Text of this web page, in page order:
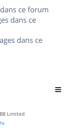
ce forum
dans ce
dans ce
Limited